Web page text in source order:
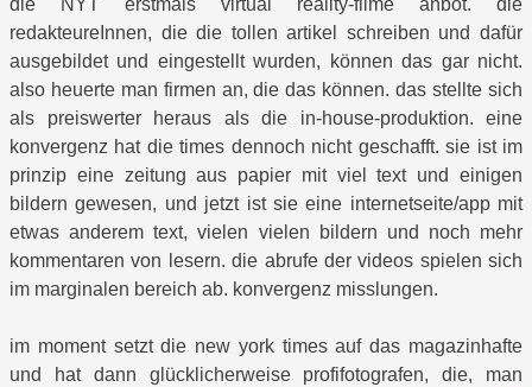
die NYT erstmals virtual reality-filme anbot. die
redakteureInnen, die die tollen artikel schreiben und dafür
ausgebildet und eingestellt wurden, können das gar nicht.
also heuerte man firmen an, die das können. das stellte sich
als preiswerter heraus als die in-house-produktion. eine
konvergenz hat die times dennoch nicht geschafft. sie ist im
prinzip eine zeitung aus papier mit viel text und einigen
bildern gewesen, und jetzt ist sie eine internetseite/app mit
etwas anderem text, vielen vielen bildern und noch mehr
kommentaren von lesern. die abrufe der videos spielen sich
im marginalen bereich ab. konvergenz misslungen.
im moment setzt die new york times auf das magazinhafte
und hat dann glücklicherweise profifotografen, die, man